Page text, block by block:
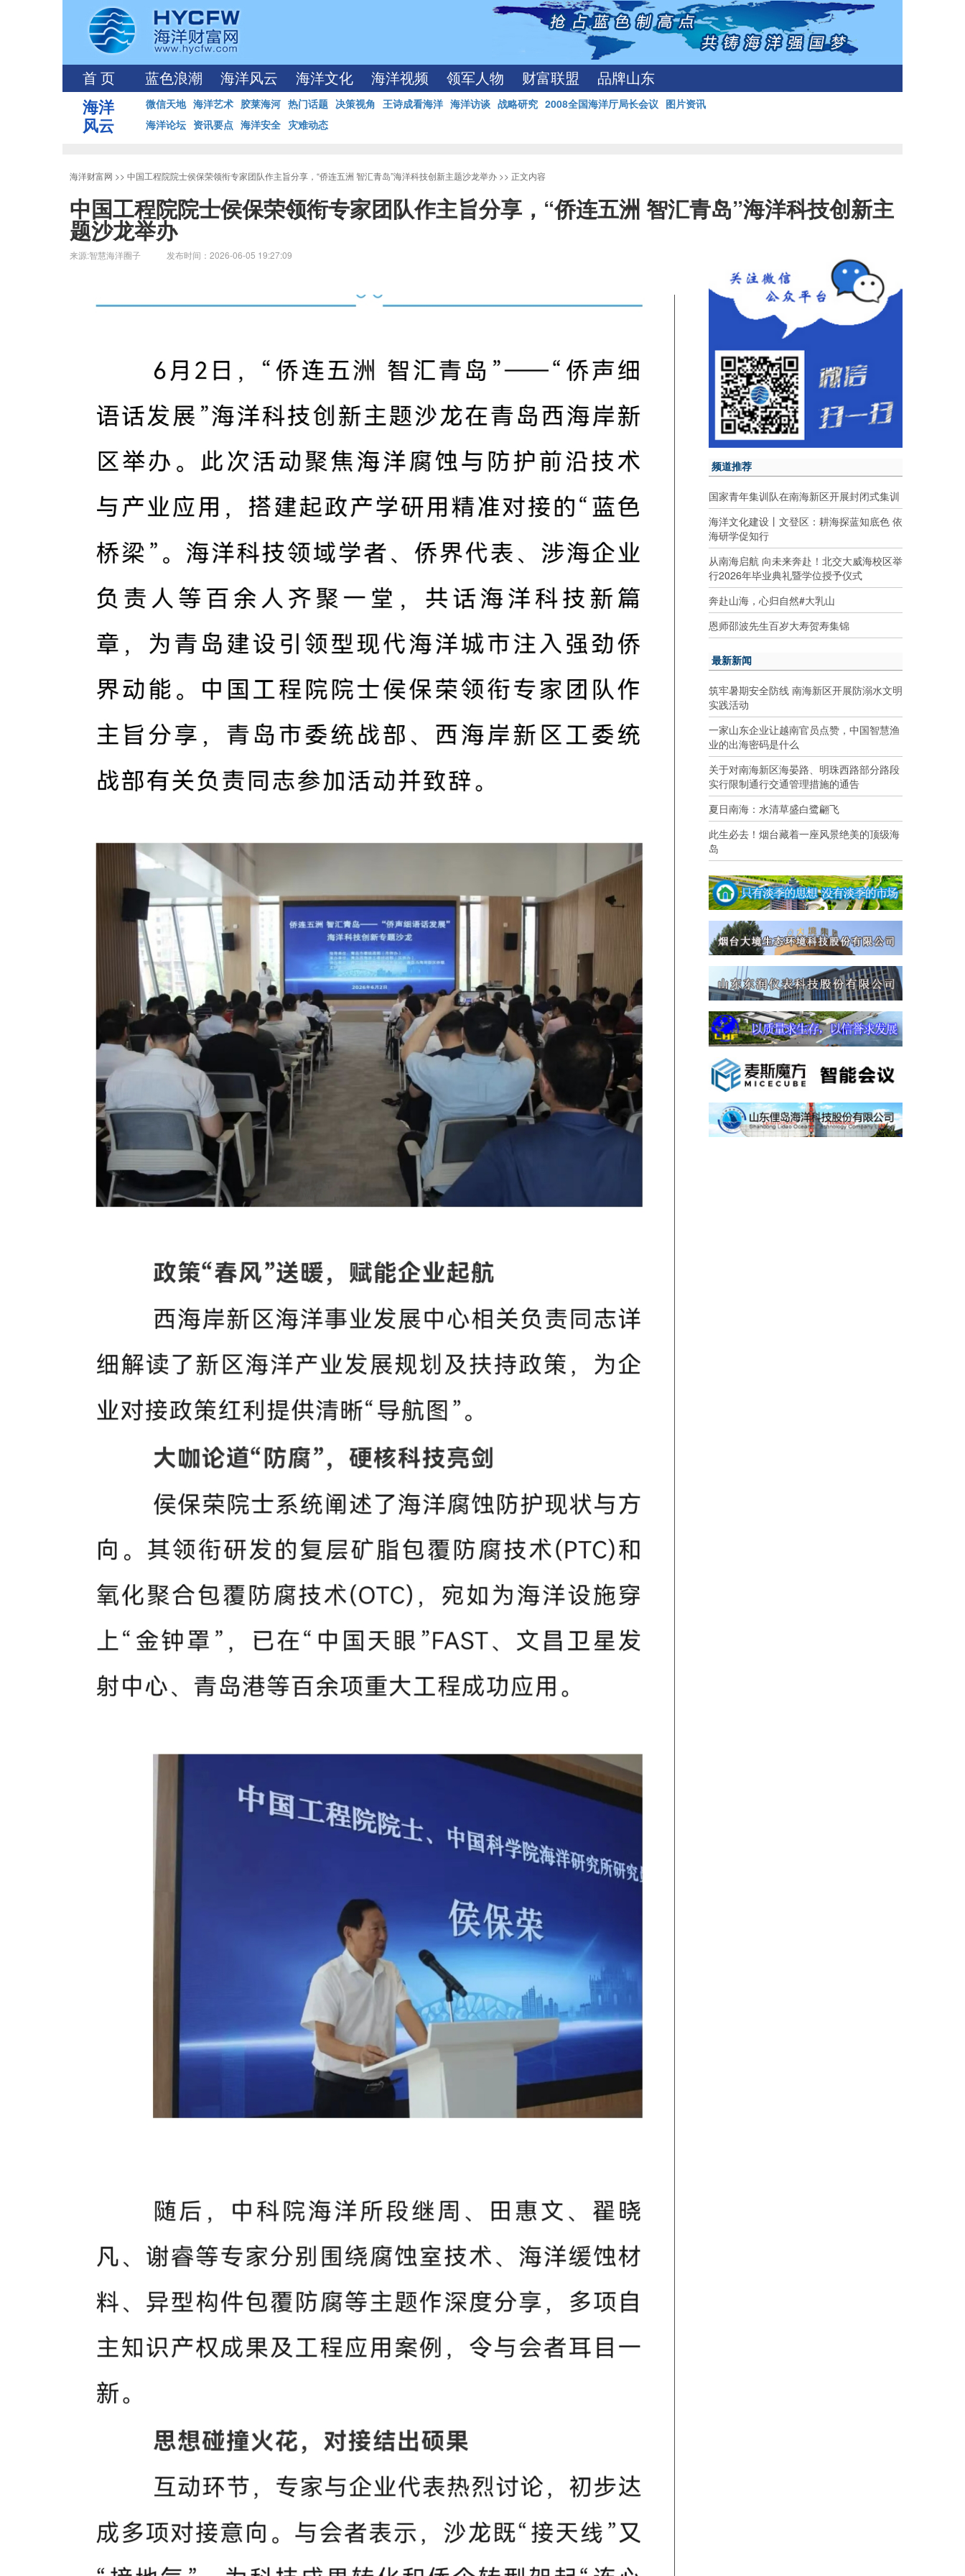
首 页 蓝色浪潮 海洋风云 海洋文化 海洋视频 领军人物 财富联盟 品牌山东
海洋
风云
微信天地 海洋艺术 胶莱海河 热门话题 决策视角 王诗成看海洋 海洋访谈 战略研究 2008全国海洋厅局长会议 图片资讯
海洋论坛 资讯要点 海洋安全 灾难动态
海洋财富网 >> 中国工程院院士侯保荣领衔专家团队作主旨分享，“侨连五洲 智汇青岛”海洋科技创新主题沙龙举办 >> 正文内容
中国工程院院士侯保荣领衔专家团队作主旨分享，“侨连五洲 智汇青岛”海洋科技创新主
题沙龙举办
来源:智慧海洋圈子 发布时间：2026-06-05 19:27:09
频道推荐
国家青年集训队在南海新区开展封闭式集训
海洋文化建设丨文登区：耕海探蓝知底色 依
海研学促知行
从南海启航 向未来奔赴！北交大威海校区举
行2026年毕业典礼暨学位授予仪式
奔赴山海，心归自然#大乳山
恩师邵波先生百岁大寿贺寿集锦
最新新闻
筑牢暑期安全防线 南海新区开展防溺水文明
实践活动
一家山东企业让越南官员点赞，中国智慧渔
业的出海密码是什么
关于对南海新区海晏路、明珠西路部分路段
实行限制通行交通管理措施的通告
夏日南海：水清草盛白鹭翩飞
此生必去！烟台藏着一座风景绝美的顶级海
岛